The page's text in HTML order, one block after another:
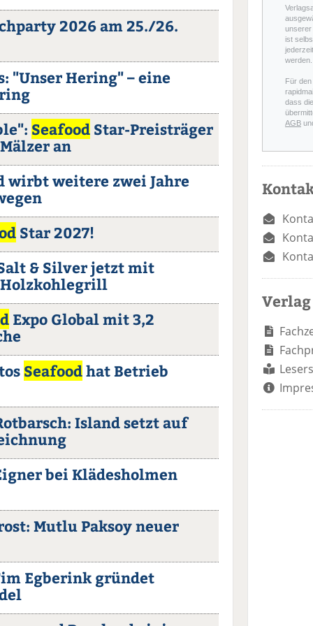
2026 am 25./26.
"Unser Hering" – eine
Seafood Star-Preisträger
an
wirbt weitere zwei Jahre
Star 2027!
& Silver jetzt mit
Holzkohlegrill
Expo Global mit 3,2
Seafoodhat Betrieb
Island setzt auf
bei Klädesholmen
Mutlu Paksoy neuer
Egberink gründet
unserer
ist
werden.
Für
dass
AGB
Verlag